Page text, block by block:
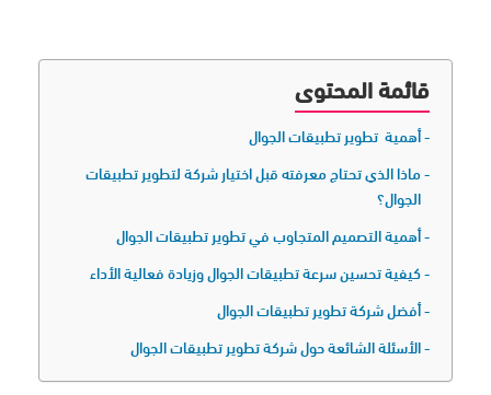
قائمة المحتوى
أهمية تطوير تطبيقات الجوال
ماذا الذي تحتاج معرفته قبل اختيار شركة لتطوير تطبيقات
الجوال؟
أهمية التصميم المتجاوب في تطوير تطبيقات الجوال
كيفية تحسين سرعة تطبيقات الجوال وزيادة فعالية الأداء
أفضل شركة تطوير تطبيقات الجوال
الأسئلة الشائعة حول شركة تطوير تطبيقات الجوال